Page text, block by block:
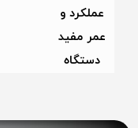
عملکرد و
عمر مفید
دستگاه